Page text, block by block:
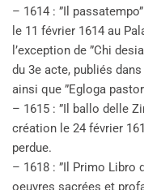
– 1614 : ”Il
le 11 février 1614 au
l’exception de ”Chi
du 3e acte, publiés dans
ainsi que ”Egloga
– 1615 : ”Il ballo delle
création le 24 février
perdue.
– 1618 : ”Il Primo Libro
oeuvres sacrées et